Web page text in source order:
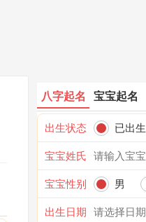
八字起名 宝宝起名
出生状态 已出生
宝宝姓氏
宝宝性别 男
出生日期